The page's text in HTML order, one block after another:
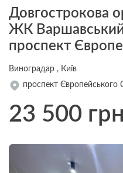
Довгострокова
ЖК
проспект
Виноградар , Київ
проспект Європейського
23 500 грн